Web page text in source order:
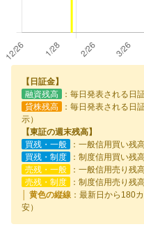
【日証金】
融資残高
：毎日発表される日
貸株残高
：毎日発表される日
示）
【東証の週末残高】
買残・一般
：一般信用買い残
買残・制度
：制度信用買い残
売残・一般
：一般信用売り残
売残・制度
：制度信用売り残
│ 黄色の縦線 ：最新日から180
安）